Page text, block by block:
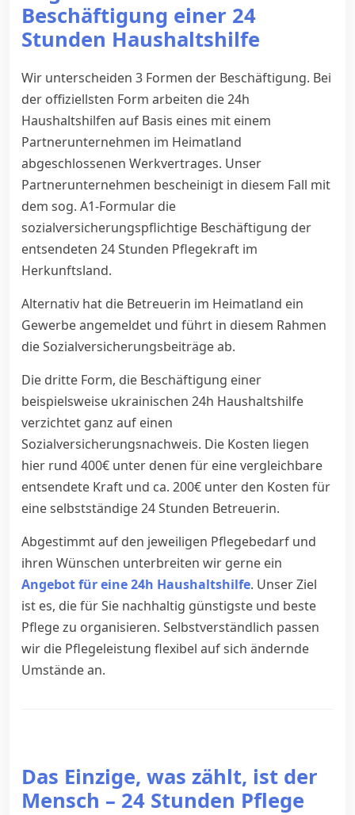
Beschäftigung einer 24
Stunden Haushaltshilfe
Wir unterscheiden 3 Formen der Beschäftigung. Bei
der offiziellsten Form arbeiten die 24h
Haushaltshilfen auf Basis eines mit einem
Partnerunternehmen im Heimatland
abgeschlossenen Werkvertrages. Unser
Partnerunternehmen bescheinigt in diesem Fall mit
dem sog. A1-Formular die
sozialversicherungspflichtige Beschäftigung der
entsendeten 24 Stunden Pflegekraft im
Herkunftsland.
Alternativ hat die Betreuerin im Heimatland ein
Gewerbe angemeldet und führt in diesem Rahmen
die Sozialversicherungsbeiträge ab.
Die dritte Form, die Beschäftigung einer
beispielsweise ukrainischen 24h Haushaltshilfe
verzichtet ganz auf einen
Sozialversicherungsnachweis. Die Kosten liegen
hier rund 400€ unter denen für eine vergleichbare
entsendete Kraft und ca. 200€ unter den Kosten für
eine selbstständige 24 Stunden Betreuerin.
Abgestimmt auf den jeweiligen Pflegebedarf und
ihren Wünschen unterbreiten wir gerne ein
Angebot für eine 24h Haushaltshilfe. Unser Ziel
ist es, die für Sie nachhaltig günstigste und beste
Pflege zu organisieren. Selbstverständlich passen
wir die Pflegeleistung flexibel auf sich ändernde
Umstände an.
Das Einzige, was zählt, ist der
Mensch – 24 Stunden Pflege